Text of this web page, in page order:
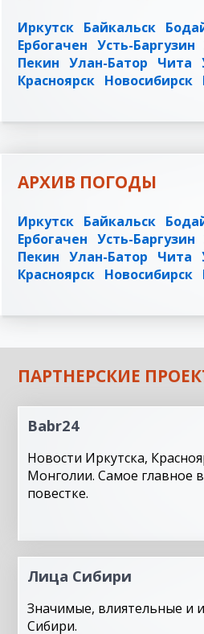
Иркутск Байкальск
Ербогачен Усть-Баргузин
Пекин Улан-Батор Чита
Красноярск Новосибирск
АРХИВ ПОГОДЫ
Иркутск Байкальск
Ербогачен Усть-Баргузин
Пекин Улан-Батор Чита
Красноярск Новосибирск
ПАРТНЕРСКИЕ
Babr24
Новости Иркутска,
Монголии. Самое главное
повестке.
Лица Сибири
Значимые, влиятельные и
Сибири.